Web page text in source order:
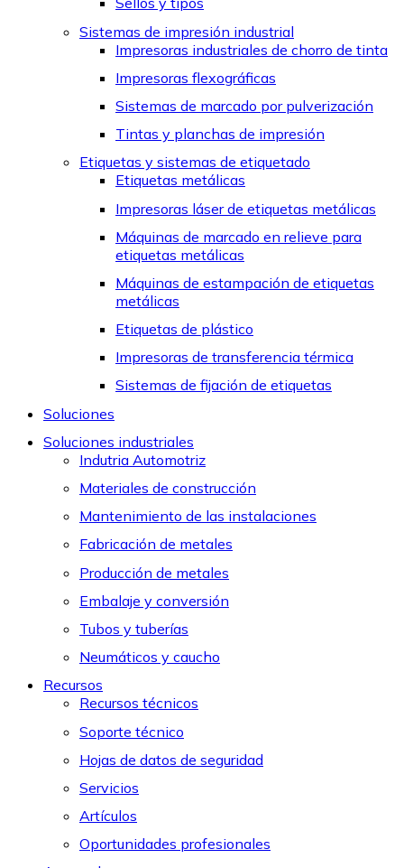
Sistemas de impresión industrial
Impresoras industriales de chorro de tinta
Impresoras flexográficas
Sistemas de marcado por pulverización
Tintas y planchas de impresión
Etiquetas y sistemas de etiquetado
Etiquetas metálicas
Impresoras láser de etiquetas metálicas
Máquinas de marcado en relieve para
etiquetas metálicas
Máquinas de estampación de etiquetas
metálicas
Etiquetas de plástico
Impresoras de transferencia térmica
Sistemas de fijación de etiquetas
Soluciones
Soluciones industriales
Indutria Automotriz
Materiales de construcción
Mantenimiento de las instalaciones
Fabricación de metales
Producción de metales
Embalaje y conversión
Tubos y tuberías
Neumáticos y caucho
Recursos
Recursos técnicos
Soporte técnico
Hojas de datos de seguridad
Servicios
Artículos
Oportunidades profesionales